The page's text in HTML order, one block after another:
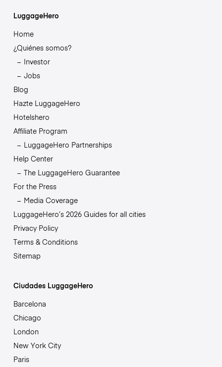
LuggageHero
Home
¿Quiénes somos?
Investor
Jobs
Blog
Hazte LuggageHero
Hotelshero
Affiliate Program
LuggageHero Partnerships
Help Center
The LuggageHero Guarantee
For the Press
Media Coverage
LuggageHero’s 2026 Guides for all cities
Privacy Policy
Terms & Conditions
Sitemap
Ciudades LuggageHero
Barcelona
Chicago
London
New York City
Paris